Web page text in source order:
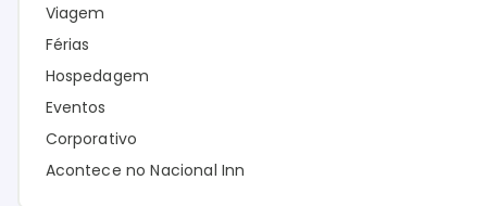
Viagem
Férias
Hospedagem
Eventos
Corporativo
Acontece no Nacional Inn